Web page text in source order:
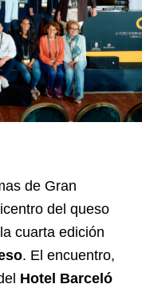
de Gran
del queso
cuarta edición
. El encuentro,
Hotel Barceló